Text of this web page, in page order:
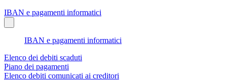
IBAN e pagamenti informatici
IBAN e pagamenti informatici
Elenco dei debiti scaduti
Piano dei pagamenti
Elenco debiti comunicati ai creditori